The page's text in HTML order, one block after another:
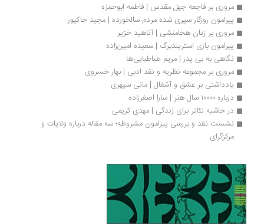
مروری بر فاجعه جهل مقدس | فاطمه ابوحمزه
پیرامون روزگار سپری شده مردم سالخورده | مجید خاکپور
مروری بر زنان هخامنشی | آناهید خزیر
پیرامون بازی استریندبرگ | سعیده امین‌زاده
نگاهی به بی پدر | مریم طباطبایی‌ها
مروری بر مجموعه نظریه و نقد ادبی | بهار خسروی
یادداشتی بر عشق و آشغال | مانی سپهری
درباره ۱۰۰۰۰ سال هنر | سارا اصغرزاده
در حاشیه تئاتر برای زندگی | مهدی کریمی
نشست‌ نقد و بررسی پیرامون مشروطه؛ سه مقاله درباره ولایات و
مرکزگرای